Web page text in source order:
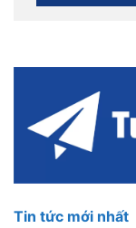
Tin tức mới nhất